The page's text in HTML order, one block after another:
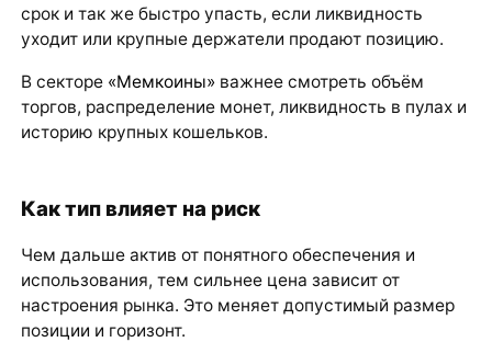
срок и так же быстро упасть, если ликвидность
уходит или крупные держатели продают позицию.
В секторе «Мемкоины»важнее смотреть объём
торгов, распределение монет, ликвидность в пулах и
историю крупных кошельков.
Как тип влияет на риск
Чем дальше актив от понятного обеспечения и
использования, тем сильнее цена зависит от
настроения рынка. Это меняет допустимый размер
позиции и горизонт.